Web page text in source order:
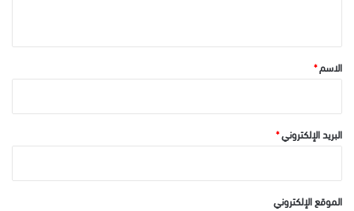
*الاسم*
البريد الإلكتروني*
الموقع الإلكتروني